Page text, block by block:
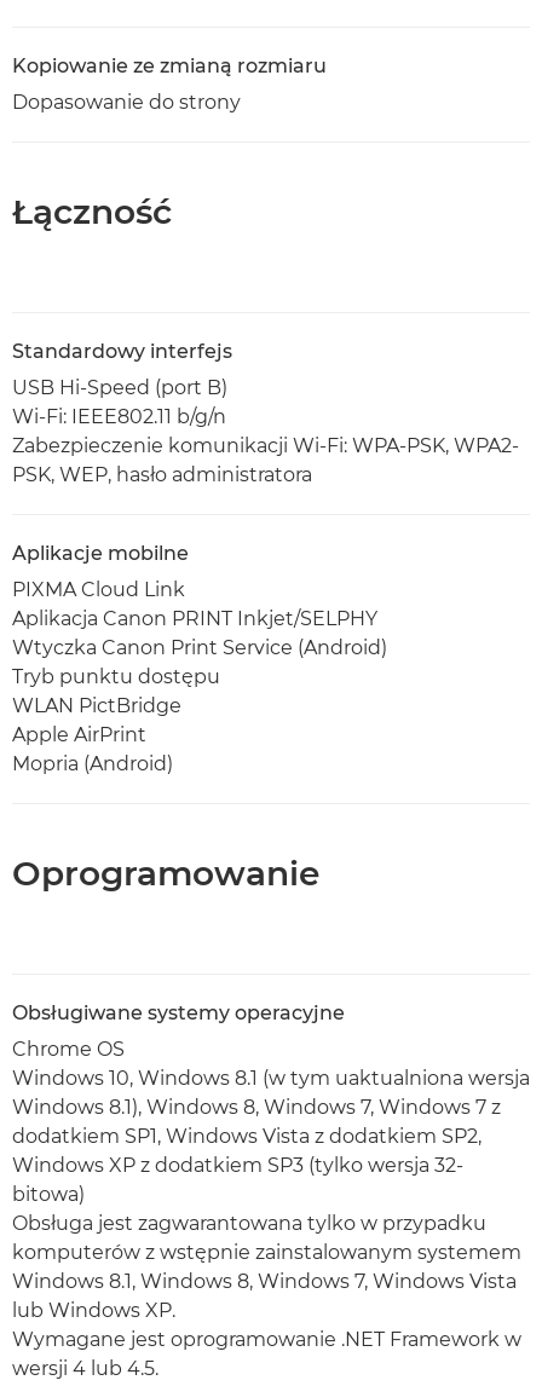
Kopiowanie ze zmianą rozmiaru
Dopasowanie do strony
Łączność
Standardowy interfejs
USB Hi-Speed (port B)
Wi-Fi: IEEE802.11 b/g/n
Zabezpieczenie komunikacji Wi-Fi: WPA-PSK, WPA2-
PSK, WEP, hasło administratora
Aplikacje mobilne
PIXMA Cloud Link
Aplikacja Canon PRINT Inkjet/SELPHY
Wtyczka Canon Print Service (Android)
Tryb punktu dostępu
WLAN PictBridge
Apple AirPrint
Mopria (Android)
Oprogramowanie
Obsługiwane systemy operacyjne
Chrome OS
Windows 10, Windows 8.1 (w tym uaktualniona wersja
Windows 8.1), Windows 8, Windows 7, Windows 7 z
dodatkiem SP1, Windows Vista z dodatkiem SP2,
Windows XP z dodatkiem SP3 (tylko wersja 32-
bitowa)
Obsługa jest zagwarantowana tylko w przypadku
komputerów z wstępnie zainstalowanym systemem
Windows 8.1, Windows 8, Windows 7, Windows Vista
lub Windows XP.
Wymagane jest oprogramowanie .NET Framework w
wersji 4 lub 4.5.